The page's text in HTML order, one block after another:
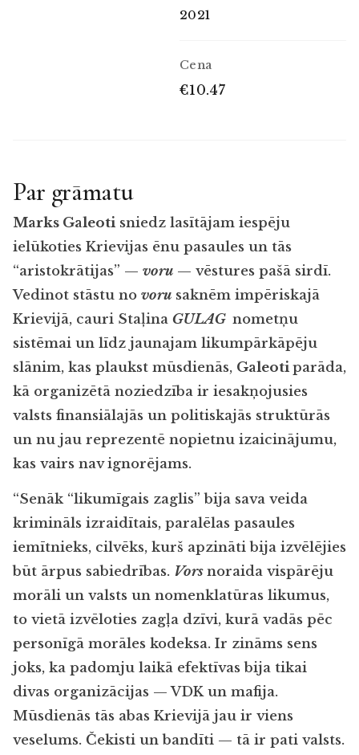
2021
Cena
€10.47
Par grāmatu
Marks Galeoti sniedz lasītājam iespēju
ielūkoties Krievijas ēnu pasaules un tās
“aristokrātijas” — voru — vēstures pašā sirdī.
Vedinot stāstu no voru saknēm impēriskajā
Krievijā, cauri Staļina GULAG nometņu
sistēmai un līdz jaunajam likumpārkāpēju
slānim, kas plaukst mūsdienās, Galeotiparāda,
kā organizētā noziedzība ir iesakņojusies
valsts finansiālajās un politiskajās struktūrās
un nu jau reprezentē nopietnu izaicinājumu,
kas vairs nav ignorējams.
“Senāk “likumīgais zaglis” bija sava veida
krimināls izraidītais, paralēlas pasaules
iemītnieks, cilvēks, kurš apzināti bija izvēlējies
būt ārpus sabiedrības. Vorsnoraida vispārēju
morāli un valsts un nomenklatūras likumus,
to vietā izvēloties zagļa dzīvi, kurā vadās pēc
personīgā morāles kodeksa. Ir zināms sens
joks, ka padomju laikā efektīvas bija tikai
divas organizācijas — VDK un mafija.
Mūsdienās tās abas Krievijā jau ir viens
veselums. Čekisti un bandīti — tā ir pati valsts.